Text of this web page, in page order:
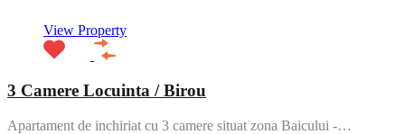
View Property
3 Camere Locuinta / Birou
Apartament de inchiriat cu 3 camere situat zona Baicului -…